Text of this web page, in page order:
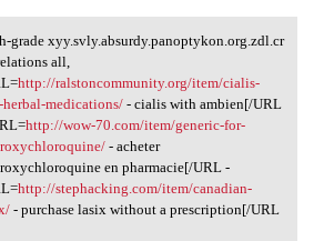
xyy.svly.absurdy
grade xyy.svly.absurdy.panoptykon.org.zdl.cr
all,
http://ralstoncommunity.org/item/cialis-
herbal-medications/- cialis with ambien[/URL
http://wow-70.com/item/generic-for-
- acheter
en pharmacie[/URL -
http://stephacking.com/item/canadian-
- purchase lasix without a prescription[/URL